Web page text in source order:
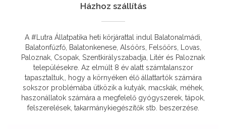
Házhoz szállítás
A #Lutra Állatpatika heti körjárattal indul Balatonalmádi,
Balatonfűzfő, Balatonkenese, Alsóörs, Felsőörs, Lovas,
Paloznak, Csopak, Szentkirályszabadja, Litér és Paloznak
településekre. Az elmúlt 8 év alatt számtalanszor
tapasztaltuk,, hogy a környéken élő állattartók számára
sokszor problémába ütközik a kutyák, macskák, méhek,
haszonállatok számára a megfelelő gyógyszerek, tápok,
felszerelések, takarmánykiegészítők stb. beszerzése.